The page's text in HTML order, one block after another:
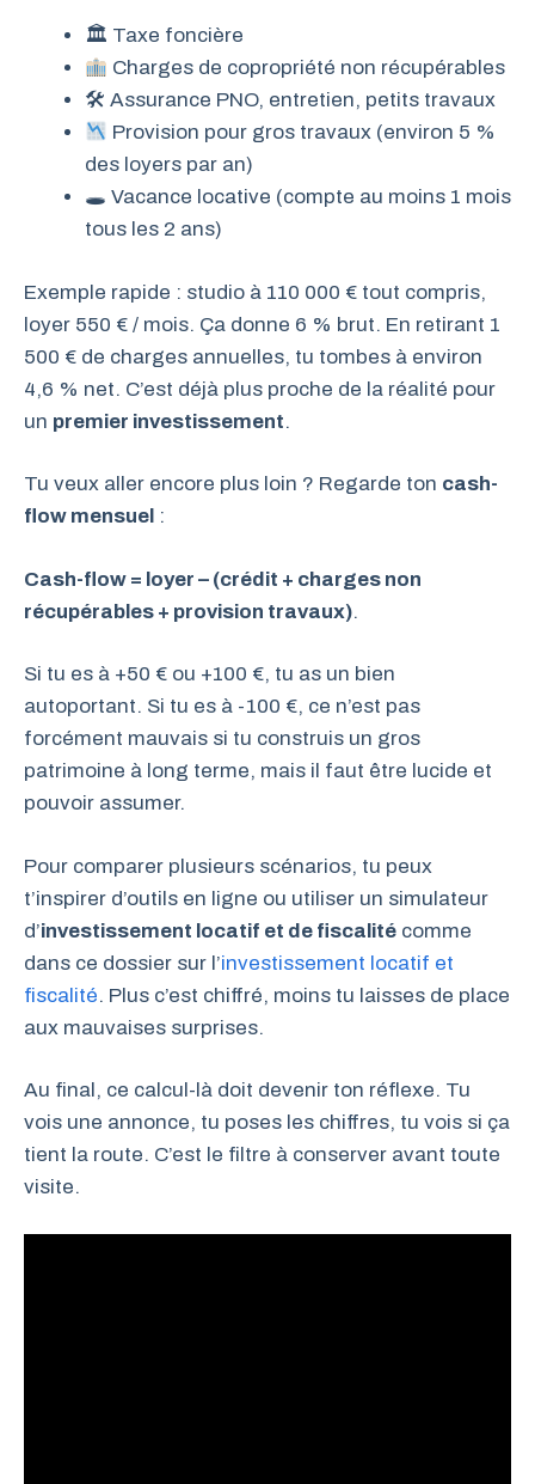
🏛 Taxe foncière
Charges de copropriété non récupérables
🛠 Assurance PNO, entretien, petits travaux
Provision pour gros travaux (environ 5 %
des loyers par an)
🕳 Vacance locative (compte au moins 1 mois
tous les 2 ans)
Exemple rapide : studio à 110 000 € tout compris,
loyer 550 € / mois. Ça donne 6 % brut. En retirant 1
500 € de charges annuelles, tu tombes à environ
4,6 % net. C’est déjà plus proche de la réalité pour
un premier investissement.
Tu veux aller encore plus loin ? Regarde ton cash-
flow mensuel :
Cash-flow = loyer – (crédit + charges non
récupérables + provision travaux).
Si tu es à +50 € ou +100 €, tu as un bien
autoportant. Si tu es à -100 €, ce n’est pas
forcément mauvais si tu construis un gros
patrimoine à long terme, mais il faut être lucide et
pouvoir assumer.
Pour comparer plusieurs scénarios, tu peux
t’inspirer d’outils en ligne ou utiliser un simulateur
d’investissement locatif et de fiscalité comme
dans ce dossier sur l’investissement locatif et
fiscalité. Plus c’est chiffré, moins tu laisses de place
aux mauvaises surprises.
Au final, ce calcul-là doit devenir ton réflexe. Tu
vois une annonce, tu poses les chiffres, tu vois si ça
tient la route. C’est le filtre à conserver avant toute
visite.